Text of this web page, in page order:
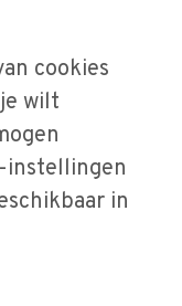
Menu
cookies
wilt
instellingen
in